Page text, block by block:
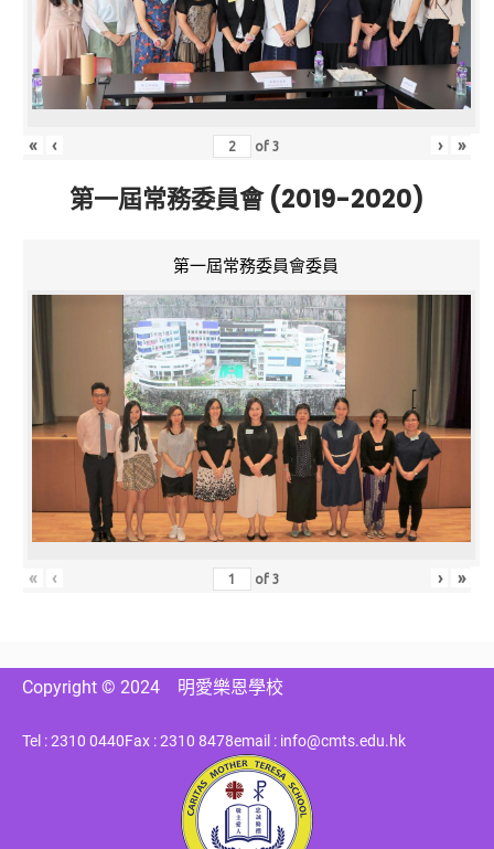
« ‹ of3 › »
第一屆常務委員會 (2019-2020)
第一屆常務委員會委員
« ‹ of3 › »
Copyright © 2024 明愛樂恩學校
Tel : 2310 0440Fax : 2310 8478email : info@cmts.edu.hk